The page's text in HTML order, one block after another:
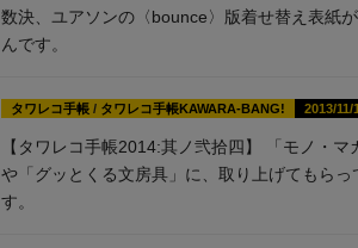
数決、ユアソンの〈bounce〉版着せ替え表紙
んです。
タワレコ手帳 / タワレコ手帳KAWARA-BANG! 2013/11/
【タワレコ手帳2014:其ノ弐拾四】 「モノ・マ
や「グッとくる文房具」に、取り上げてもらっ
す。